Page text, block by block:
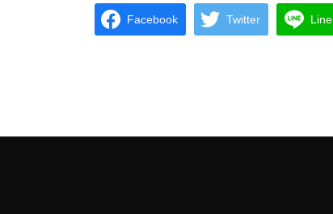
Facebook Twitter Line